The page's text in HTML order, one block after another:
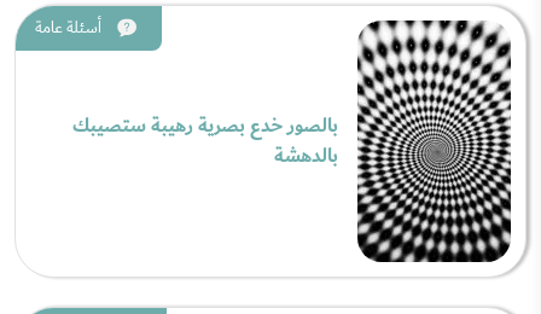
أسئلة عامة
بالصور خدع بصرية رهيبة ستصيبك
بالدهشة